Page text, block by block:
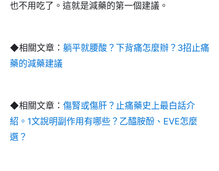
也不用吃了。這就是減藥的第一個建議。
◆相關文章： 躺平就腰酸？下背痛怎麼辦？3招止痛
藥的減藥建議
◆相關文章： 傷腎或傷肝？止痛藥史上最白話介
紹。1文說明副作用有哪些？乙醯胺酚、EVE怎麼
選？